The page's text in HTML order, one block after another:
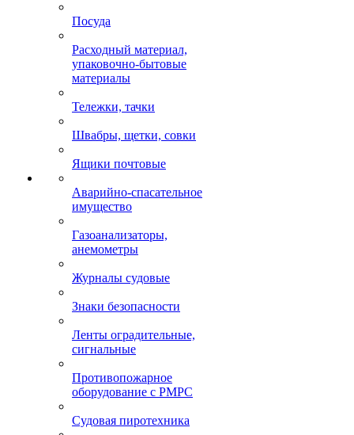
Посуда
Расходный материал,
упаковочно-бытовые
материалы
Тележки, тачки
Швабры, щетки, совки
Ящики почтовые
Аварийно-спасательное
имущество
Газоанализаторы,
анемометры
Журналы судовые
Знаки безопасности
Ленты оградительные,
сигнальные
Противопожарное
оборудование с РМРС
Судовая пиротехника